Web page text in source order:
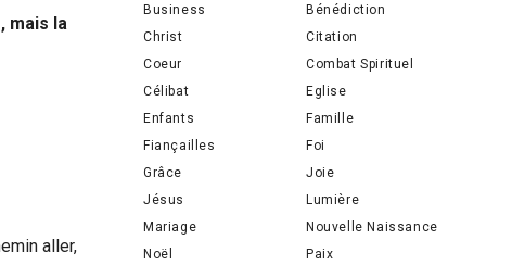
mais la
aller,
Business
Bénédiction
Christ
Citation
Coeur
Combat Spirituel
Célibat
Eglise
Enfants
Famille
Fiançailles
Foi
Grâce
Joie
Jésus
Lumière
Mariage
Nouvelle Naissance
Noël
Paix